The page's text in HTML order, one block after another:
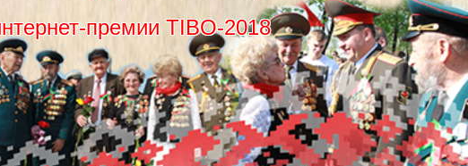
интернет-премии TIBO-2018